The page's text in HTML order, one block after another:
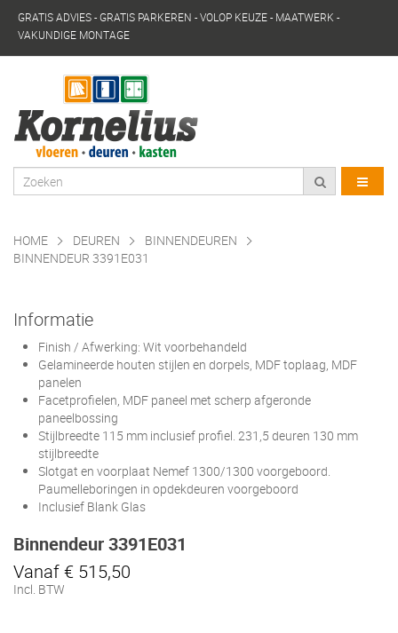
GRATIS ADVIES - GRATIS PARKEREN - VOLOP KEUZE - MAATWERK -
VAKUNDIGE MONTAGE
HOME DEUREN
BINNENDEUREN
BINNENDEUR 3391E031
Informatie
Finish / Afwerking: Wit voorbehandeld
Gelamineerde houten stijlen en dorpels, MDF toplaag, MDF
panelen
Facetprofielen, MDF paneel met scherp afgeronde
paneelbossing
Stijlbreedte 115 mm inclusief profiel. 231,5 deuren 130 mm
stijlbreedte
Slotgat en voorplaat Nemef 1300/1300 voorgeboord.
Paumelleboringen in opdekdeuren voorgeboord
Inclusief Blank Glas
Binnendeur 3391E031
Vanaf € 515,50
Incl. BTW